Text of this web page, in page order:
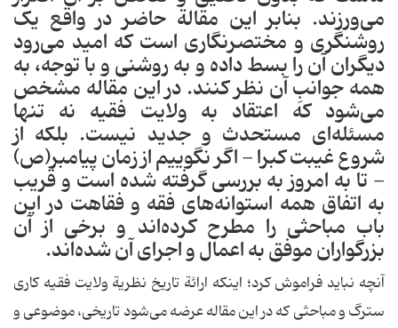
می‌ورزند. بنابر این‌ مقالة‌ حاضر در واقع‌ یک‌
روشنگری‌ و مختصرنگاری‌ است‌ که‌ امید می‌رود
دیگران‌ آن‌ را بسط‌ داده‌ و به‌ روشنی‌ و با توجه، به‌
همه‌ جوانبِ‌ آن‌ نظر کنند. در این‌ مقاله‌ مشخص‌
می‌شود که‌ اعتقاد به‌ ولایت‌ فقیه‌ نه‌ تنها
مسئله‌ای‌ مستحدث‌ و جدید نیست. بلکه‌ از
شروع‌ غیبت‌ کبرا - اگر نگوییم‌ از زمان‌ پیامبر(ص)
- تا به‌ امروز به‌ بررسی‌ گرفته‌ شده‌ است‌ و قریب‌
به‌ اتفاق‌ همه‌ استوانه‌های‌ فقه‌ و فقاهت‌ در این‌
باب‌ مباحثی‌ را مطرح‌ کرده‌اند و برخی‌ از آن‌
بزرگواران‌ موفق‌ به‌ اعمال‌ و اجرای‌ آن‌ شده‌اند.
‌‌آنچه‌ نباید فراموش‌ کرد؛ اینکه‌ ارائة‌ تاریخ‌ نظریة‌ ولایت‌ فقیه‌ کاری‌
سترگ‌ و مباحثی‌ که‌ در این‌ مقاله‌ عرضه‌ می‌شود تاریخی، موضوعی‌ و